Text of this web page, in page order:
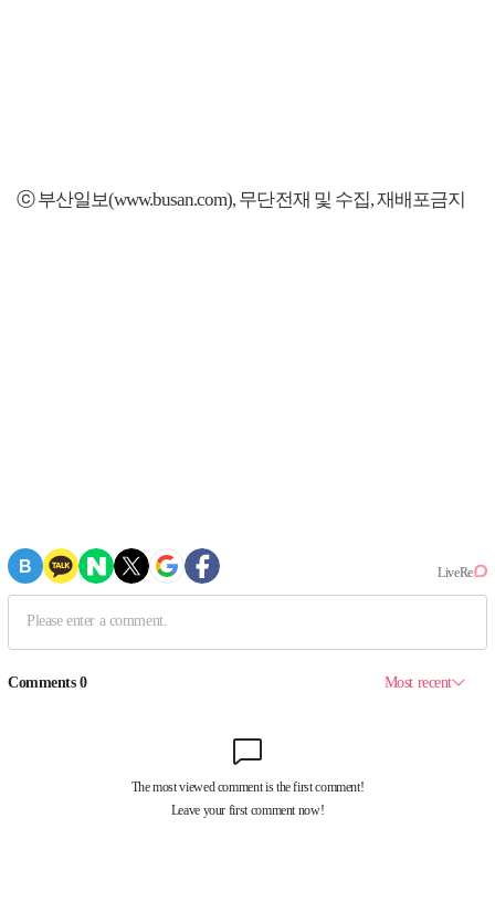
ⓒ 부산일보(www.busan.com), 무단전재 및 수집, 재배포금지